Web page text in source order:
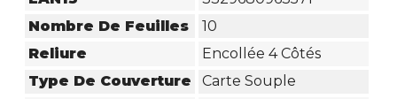
Nombre De Feuilles
10
Reliure
Encollée 4 Côtés
Type De Couverture
Carte Souple